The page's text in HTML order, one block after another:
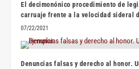
El decimonónico procedimiento de
carruaje frente a la velocidad sideral
07/22/2021
Denuncias falsas y derecho al honor.